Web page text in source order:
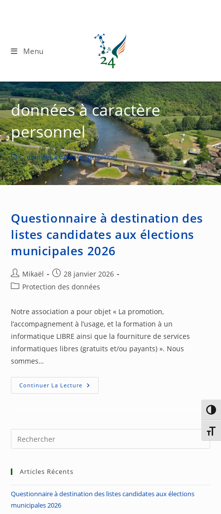
Menu
données à caractère
personnel
> données à caractère personnel
Questionnaire à destination des
listes candidates aux élections
municipales 2026
Auteur/autrice
de
Mikaël
Publication
publiée :
28 janvier 2026
PostProtection des données
Notre association a pour objet « La promotion,
l’accompagnement à l’usage, et la formation à un
informatique LIBRE ainsi que la fourniture de services
informatiques libres (gratuits et/ou payants) ». Nous
sommes…
Continuer La Lecture Questionnaire
À
Aux
2026
Articles Récents
Questionnaire à destination des listes candidates aux élections
municipales 2026